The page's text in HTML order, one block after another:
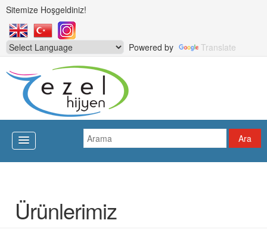
Sitemize Hoşgeldiniz!
Powered by Translate
Ürünlerimiz